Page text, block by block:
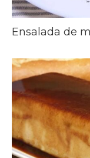
Ensalada de